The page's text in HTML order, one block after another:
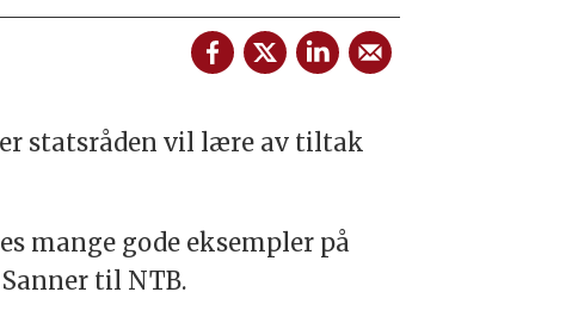
statsråden vil lære av tiltak
mange gode eksempler på
til NTB.